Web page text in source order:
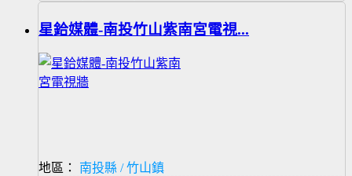
星鉿媒體-南投竹山紫南宮電視...
地區：
南投縣 / 竹山鎮